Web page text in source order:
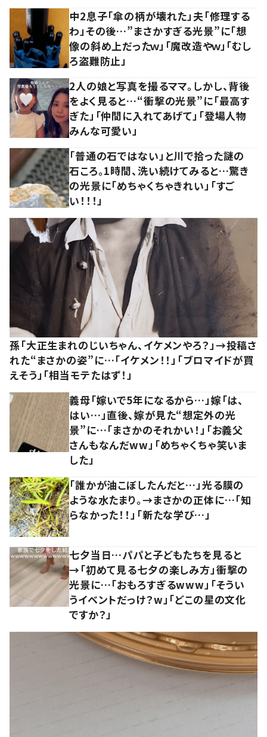
中2息子「傘の柄が壊れた」夫「修理する
わ」その後…”まさかすぎる光景”に「想
像の斜め上だったｗ」「魔改造やｗ」「むし
ろ盗難防止」
2人の娘と写真を撮るママ。しかし、背後
をよく見ると…“衝撃の光景”に「最高す
ぎた」「仲間に入れてあげて」「登場人物
みんな可愛い」
「普通の石ではない」と川で拾った謎の
石ころ。1時間、洗い続けてみると…驚き
の光景に「めちゃくちゃきれい」「すご
い！！！」
孫「大正生まれのじいちゃん、イケメンやろ？」→投稿さ
れた“まさかの姿”に…「イケメン！！」「ブロマイドが買
えそう」「相当モテたはず！」
義母「嫁いで5年になるから…」嫁「は、
はい…」直後、嫁が見た“想定外の光
景”に…「まさかのそれかい！」「お義父
さんもなんだww」「めちゃくちゃ笑いま
した」
「誰かが油こぼしたんだと…」光る膜の
ような水たまり。→まさかの正体に…「知
らなかった！！」「新たな学び…」
七夕当日…パパと子どもたちを見ると
→「初めて見る七夕の楽しみ方」衝撃の
光景に…「おもろすぎるwww」「そうい
うイベントだっけ？w」「どこの星の文化
ですか？」